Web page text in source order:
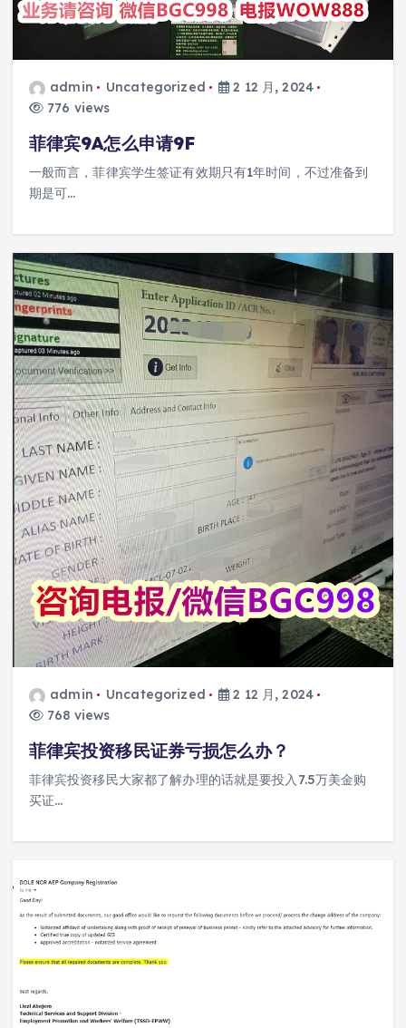
admin Uncategorized
2 12 月, 2024
776 views
菲律宾9A怎么申请9F
一般而言，菲律宾学生签证有效期只有1年时间，不过准备到
期是可…
admin Uncategorized
2 12 月, 2024
768 views
菲律宾投资移民证券亏损怎么办？
菲律宾投资移民大家都了解办理的话就是要投入7.5万美金购
买证…